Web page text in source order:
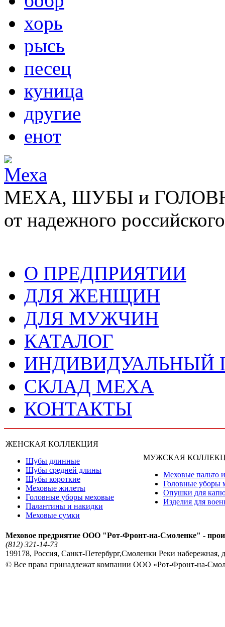
хорь
рысь
песец
куница
другие
енот
МЕХА, ШУБЫ и
от надежного
О ПРЕДПРИЯТИИ
ДЛЯ ЖЕНЩИН
ДЛЯ МУЖЧИН
КАТАЛОГ
ИНДИВИДУАЛЬНЫЙ
СКЛАД МЕХА
КОНТАКТЫ
ЖЕНСКАЯ КОЛЛЕКЦИЯ
Шубы длинные
Шубы средней длины
Шубы короткие
Меховые жилеты
Головные уборы меховые
Палантины и накидки
Меховые сумки
МУЖСКАЯ
Меховые пальто
Головные уборы
Опушки для
Изделия для
Меховое предриятие ООО "Рот-Фронт-на-Смоленке" -
(812) 321-14-73
199178, Россия, Санкт-Петербург,Смоленки Реки набережная,
© Все права принадлежат компании ООО «Рот-Фронт-на-